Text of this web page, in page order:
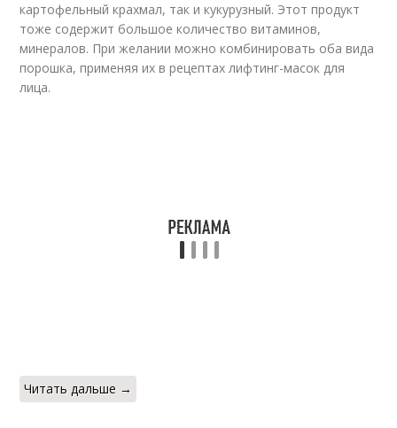
Маска для кожи
Крахмал вместо
ботокса/маска
Фруктовая маска
картофельный крахмал, так и кукурузный. Этот продукт
тоже содержит большое количество витаминов,
минералов. При желании можно комбинировать оба вида
порошка, применяя их в рецептах лифтинг-масок для
лица.
Читать дальше →